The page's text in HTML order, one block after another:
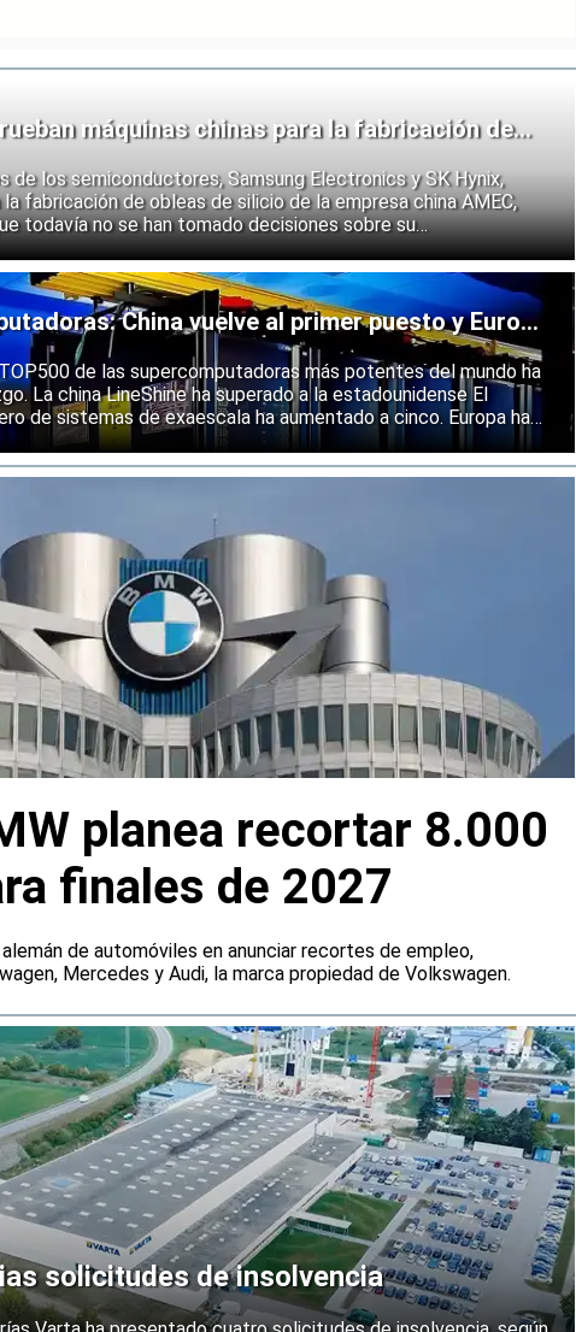
máquinas chinas para la fabricación de
de los semiconductores, Samsung Electronics y SK Hynix,
fabricación de obleas de silicio de la empresa china AMEC,
todavía no se han tomado decisiones sobre su
los fabricantes coreanos muestran que se están preparando
endurecimiento de las restricciones estadounidenses a la
semiconductores.
China vuelve al primer puesto y Europa
sólida
de las supercomputadoras más potentes del mundo ha
La china LineShine ha superado a la estadounidense El
de sistemas de exaescala ha aumentado a cinco. Europa ha
principales regiones mundiales en computación de alto
planea recortar 8.000
finales de 2027
de automóviles en anunciar recortes de empleo,
Mercedes y Audi, la marca propiedad de Volkswagen.
solicitudes de insolvencia